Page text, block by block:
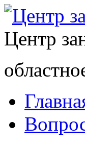
Центр